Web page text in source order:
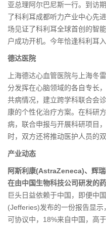
亚总理阿尔巴尼斯一行。到访
了科利耳成都听力产业中心先
场见证了科利耳全球首创的智
户成功开机。今年恰逢科利耳入
德达医院
上海德达心血管医院与上海冬
分发挥在心脑领域的各自专长
共病情况，建立跨学科联合会
康的个性化治疗方案。在科研
病，联合申报与开展科研项目
时，双方还将推动医护人员的
产业动态
阿斯利康(AstraZeneca)、辉
在由中国生物科技公司研发的
巨头日益依赖于中国，即便中
(Jefferies)发布的一份报告显
可协议中，18%来自中国，高